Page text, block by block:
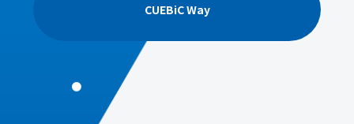
CUEBiC Way